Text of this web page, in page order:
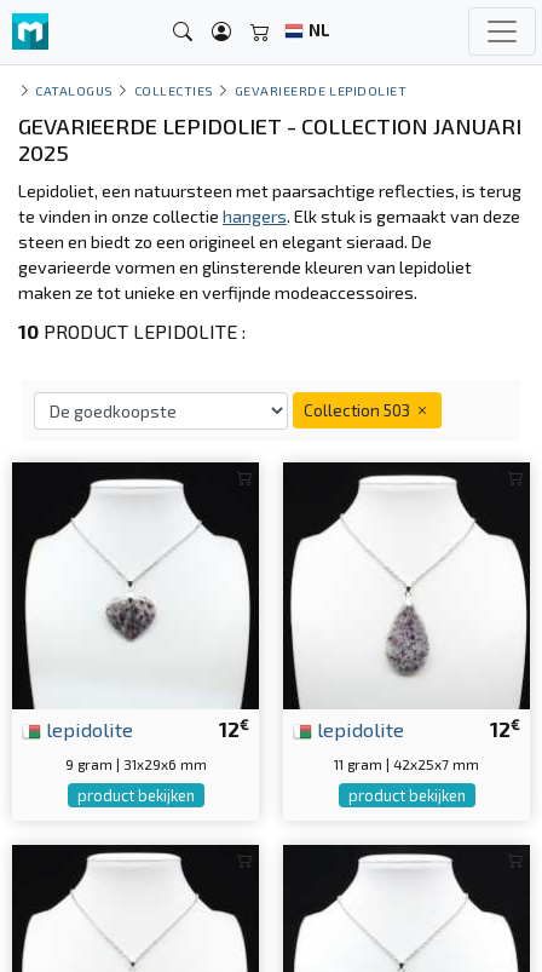
NL
CATALOGUS COLLECTIES GEVARIEERDE LEPIDOLIET
GEVARIEERDE LEPIDOLIET - COLLECTION JANUARI
2025
Lepidoliet, een natuursteen met paarsachtige reflecties, is terug
te vinden in onze collectie hangers. Elk stuk is gemaakt van deze
steen en biedt zo een origineel en elegant sieraad. De
gevarieerde vormen en glinsterende kleuren van lepidoliet
maken ze tot unieke en verfijnde modeaccessoires.
10 PRODUCT LEPIDOLITE :
Collection 503
12€
lepidolite
9 gram | 31x29x6 mm
product bekijken
12€
lepidolite
11 gram | 42x25x7 mm
product bekijken